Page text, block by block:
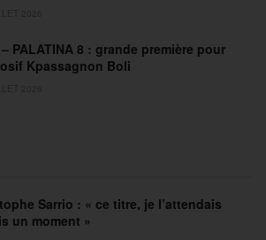
PALATINA 8 : grande première pour
Kpassagnon Boli
Sarrio : « ce titre, je l’attendais
un moment »